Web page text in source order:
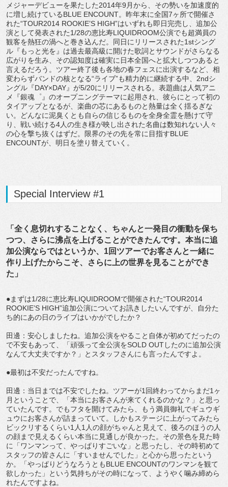
メジャーデビューを果たした2014年9月から、その勢いを加速度的
に増し続けているBLUE ENCOUNT。昨年末に全国7ヶ所で開催さ
れた“TOUR2014 ROOKIE’S HIGH”はいずれも即日完売し、追加公
演として発表された1/28の恵比寿LIQUIDROOM公演でも超満員の
観客を熱狂の渦へと巻き込んだ。同日にリリースされた1stシング
ル『もっと光を』は過去最高級に開けた歌詞とサウンドがさらなる
広がりを生み、その認知度は確実に日本全国へと拡大しつつあると
言えるだろう。ツアー終了後も各地の春フェスに出演するなど、相
変わらずバンドの核となる“ライブ”も精力的に継続する中、2ndシ
ングル『DAY×DAY』が5/20にリリースされる。表題曲は人気アニ
メ『銀魂゜』のオープニングテーマに起用され、彼らにとって初の
タイアップとなるが、楽曲の芯にあるものと熱量は全く揺るぎな
い。どんなに泥臭くとも自らの信じるものを全身全霊を懸けて守
り、戦い続ける4人の生き様が映し出された名曲は数知れない人々
の心を撃ち抜くはずだ。限界のその先を常に目指すBLUE
ENCOUNTが、明日を塗り替えていく。
Special Interview #1
「全く息切れすることなく、ちゃんと一発目の衝動を保ち
つつ、さらに沸点を上げることができたんです。本当に追
加公演ならではというか、1回ツアーでお客さんと一緒に
作り上げたからこそ、さらに上の世界を見ることができ
た」
●まずは1/28に恵比寿LIQUIDROOMで開催された“TOUR2014
ROOKIE’S HIGH”追加公演についてお訊きしたいんですが、自分た
ち的にあの日のライブはいかがでしたか？
田邊：安心しましたね。追加公演をやること自体が初めてだったの
で不安もあって、「頑張って全公演をSOLD OUTしたのに追加公演
なんて大丈夫ですか？」とスタッフさんにも言ったんですよ。
●最初は不安だったんですね。
田邊：当日までは不安でしたね。ツアーが1回終わってからまだ1ヶ
月ということで、「本当にお客さんが来てくれるのかな？」と思っ
ていたんです。でもフタを開けてみたら、もう満員御礼でギュウギ
ュウにお客さんが詰まっていて。しかもステージに上がってみたら
ビックリするくらい1人1人の顔がちゃんと見えて、後ろのほうの人
の顔まで見えるくらい本当に見通しが良かった。その景色を見た時
に「ワンマンって、やっぱりすごいな」と思ったし、その時初めて
スタッフの皆さんに「すいませんでした」と心から思ったという
か。「やっぱりどうなろうともBLUE ENCOUNTのワンマンを観て
欲しかった」という気持ちがその時になって、ようやく噛み締めら
れたんですよね。